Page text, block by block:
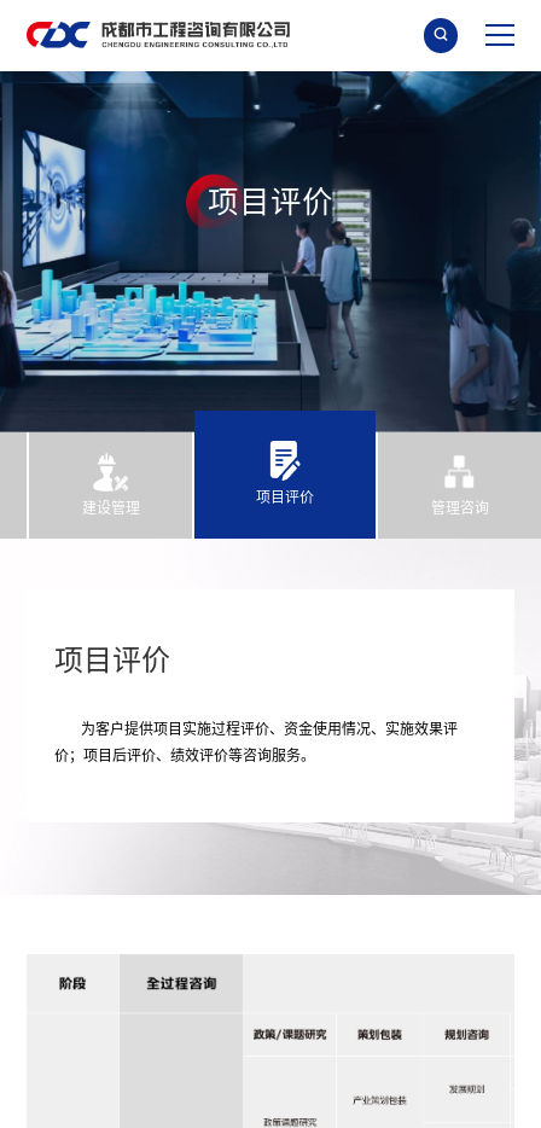

项目 评价
建设管理
项目评价
管理咨询
项目评价
为客户提供项目实施过程评价、资金使用情况、实施效果评
价；项目后评价、绩效评价等咨询服务。